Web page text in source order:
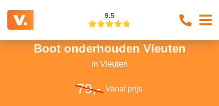
9.5
Boot onderhouden Vleuten
in Vleuten
79,- Vanaf prijs